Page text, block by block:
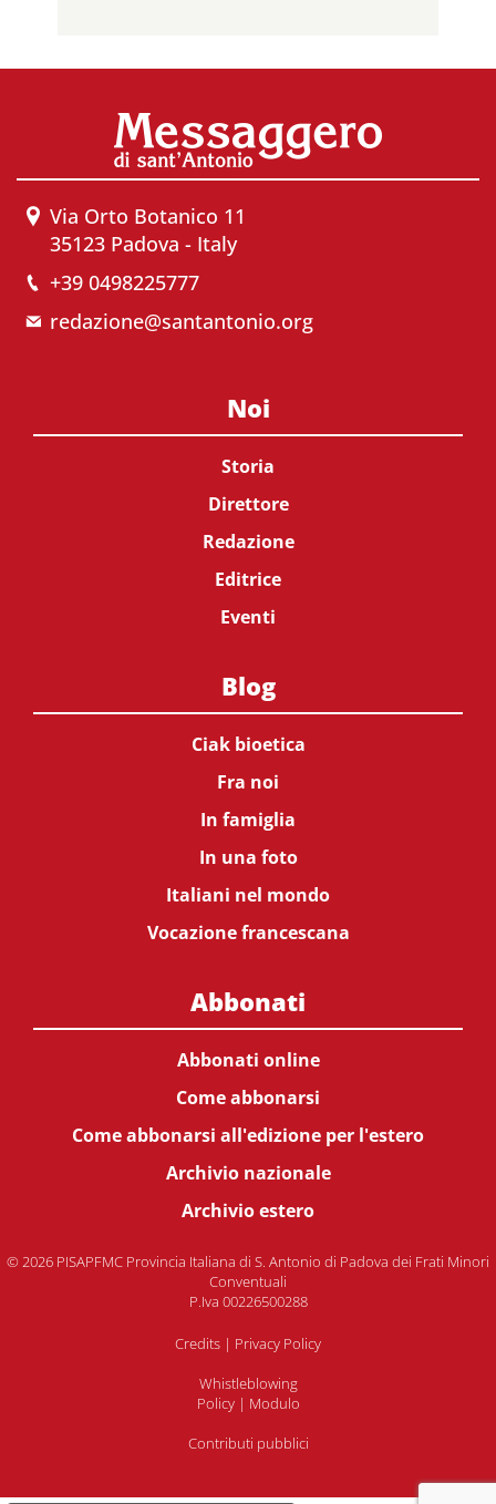
Via Orto Botanico 11
35123 Padova - Italy
+39 0498225777
redazione@santantonio.org
Noi
Storia
Direttore
Redazione
Editrice
Eventi
Blog
Ciak bioetica
Fra noi
In famiglia
In una foto
Italiani nel mondo
Vocazione francescana
Abbonati
Abbonati online
Come abbonarsi
Come abbonarsi all'edizione per l'estero
Archivio nazionale
Archivio estero
© 2026 PISAPFMC Provincia Italiana di S. Antonio di Padova dei Frati Minori
Conventuali
P.Iva 00226500288
Credits | Privacy Policy
Whistleblowing
Policy| Modulo
Contributi pubblici